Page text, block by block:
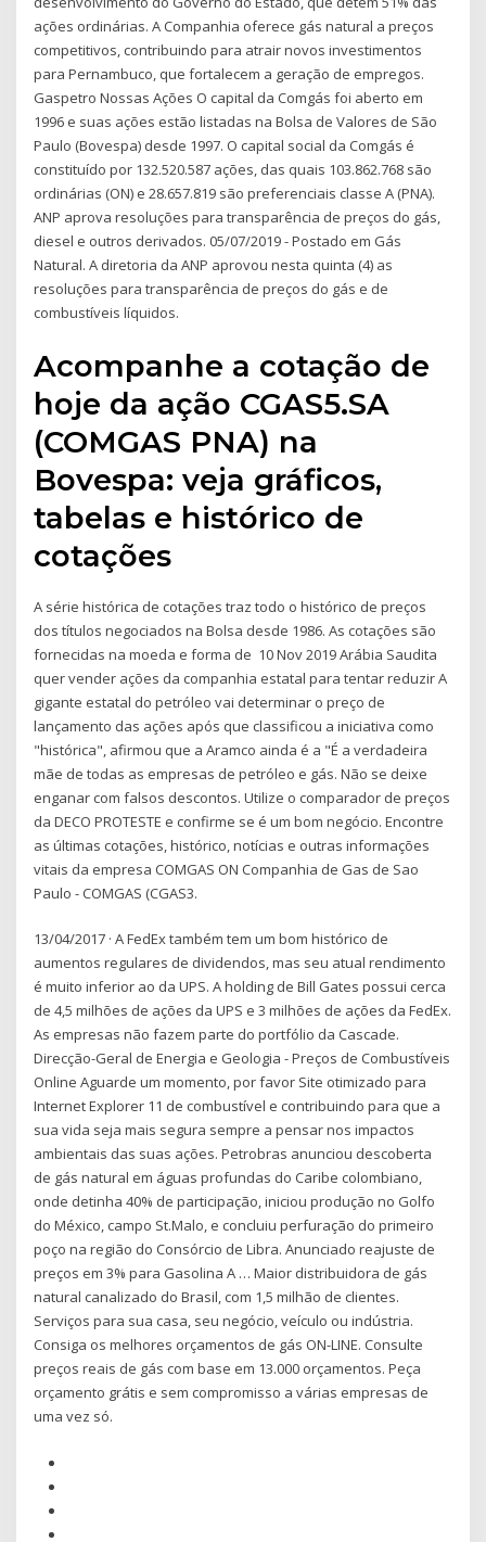
ações ordinárias. A Companhia oferece gás natural a preços
competitivos, contribuindo para atrair novos investimentos
para Pernambuco, que fortalecem a geração de empregos.
Gaspetro Nossas Ações O capital da Comgás foi aberto em
1996 e suas ações estão listadas na Bolsa de Valores de São
Paulo (Bovespa) desde 1997. O capital social da Comgás é
constituído por 132.520.587 ações, das quais 103.862.768 são
ordinárias (ON) e 28.657.819 são preferenciais classe A (PNA).
ANP aprova resoluções para transparência de preços do gás,
diesel e outros derivados. 05/07/2019 - Postado em Gás
Natural. A diretoria da ANP aprovou nesta quinta (4) as
resoluções para transparência de preços do gás e de
combustíveis líquidos.
Acompanhe a cotação de
hoje da ação CGAS5.SA
(COMGAS PNA) na
Bovespa: veja gráficos,
tabelas e histórico de
cotações
A série histórica de cotações traz todo o histórico de preços
dos títulos negociados na Bolsa desde 1986. As cotações são
fornecidas na moeda e forma de 10 Nov 2019 Arábia Saudita
quer vender ações da companhia estatal para tentar reduzir A
gigante estatal do petróleo vai determinar o preço de
lançamento das ações após que classificou a iniciativa como
"histórica", afirmou que a Aramco ainda é a "É a verdadeira
mãe de todas as empresas de petróleo e gás. Não se deixe
enganar com falsos descontos. Utilize o comparador de preços
da DECO PROTESTE e confirme se é um bom negócio. Encontre
as últimas cotações, histórico, notícias e outras informações
vitais da empresa COMGAS ON Companhia de Gas de Sao
Paulo - COMGAS (CGAS3.
13/04/2017 · A FedEx também tem um bom histórico de
aumentos regulares de dividendos, mas seu atual rendimento
é muito inferior ao da UPS. A holding de Bill Gates possui cerca
de 4,5 milhões de ações da UPS e 3 milhões de ações da FedEx.
As empresas não fazem parte do portfólio da Cascade.
Direcção-Geral de Energia e Geologia - Preços de Combustíveis
Online Aguarde um momento, por favor Site otimizado para
Internet Explorer 11 de combustível e contribuindo para que a
sua vida seja mais segura sempre a pensar nos impactos
ambientais das suas ações. Petrobras anunciou descoberta
de gás natural em águas profundas do Caribe colombiano,
onde detinha 40% de participação, iniciou produção no Golfo
do México, campo St.Malo, e concluiu perfuração do primeiro
poço na região do Consórcio de Libra. Anunciado reajuste de
preços em 3% para Gasolina A … Maior distribuidora de gás
natural canalizado do Brasil, com 1,5 milhão de clientes.
Serviços para sua casa, seu negócio, veículo ou indústria.
Consiga os melhores orçamentos de gás ON-LINE. Consulte
preços reais de gás com base em 13.000 orçamentos. Peça
orçamento grátis e sem compromisso a várias empresas de
uma vez só.